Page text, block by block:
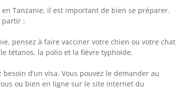
Tanzanie, il est important de bien se préparer.
partir :
pensez à faire vacciner votre chien ou votre chat
tétanos, la polio et la fièvre typhoïde.
d’un visa. Vous pouvez le demander au
ou bien en ligne sur le site internet du